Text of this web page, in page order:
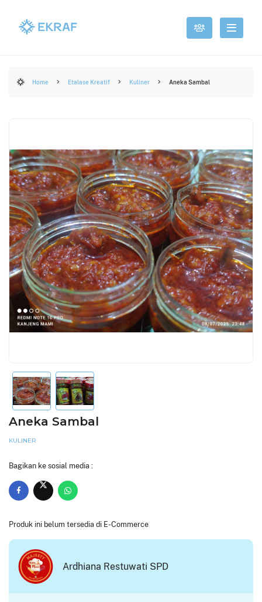
Home Etalase Kreatif Kuliner Aneka Sambal
Aneka Sambal
KULINER
Bagikan ke sosial media :
Produk ini belum tersedia di E-Commerce
Ardhiana Restuwati SPD